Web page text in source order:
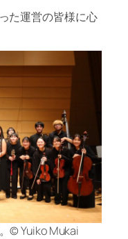
た運営の皆様に心
© Yuiko Mukai